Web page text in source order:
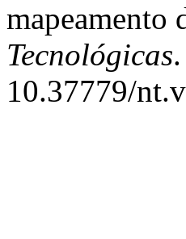
mapeamento
Tecnológicas
10.37779/